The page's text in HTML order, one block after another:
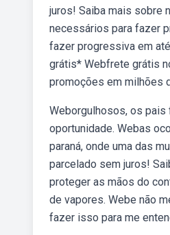
juros! Saiba mais sobre
necessários para fazer
fazer progressiva em
grátis* Webfrete grátis
promoções em milhões
Weborgulhosos, os pais
oportunidade. Webas
paraná, onde uma das
parcelado sem juros!
proteger as mãos do
de vapores. Webe não
fazer isso para me